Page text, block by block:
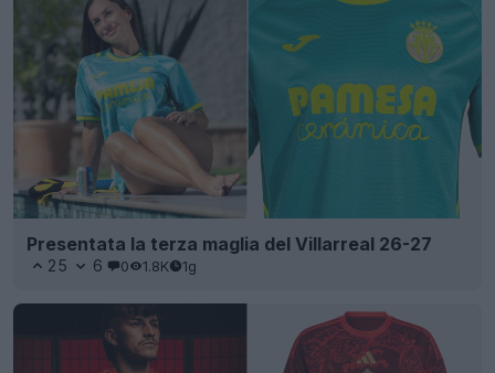
Presentata la terza maglia del Villarreal 26-27
25 6 0 1.8K 1g